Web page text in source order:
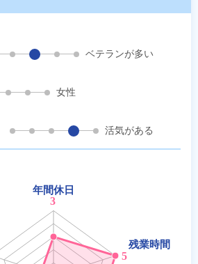
ベテランが多い
女性
活気がある